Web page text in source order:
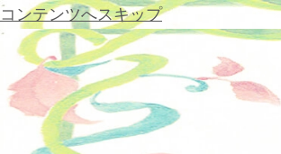
コンテンツへスキップ